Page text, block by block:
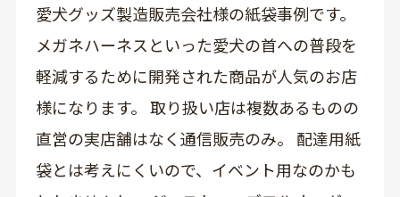
愛犬グッズ製造販売会社様の紙袋事例です。
メガネハーネスといった愛犬の首への普段を
軽減するために開発された商品が人気のお店
様になります。 取り扱い店は複数あるものの
直営の実店舗はなく通信販売のみ。 配達用紙
袋とは考えにくいので、イベント用なのかも